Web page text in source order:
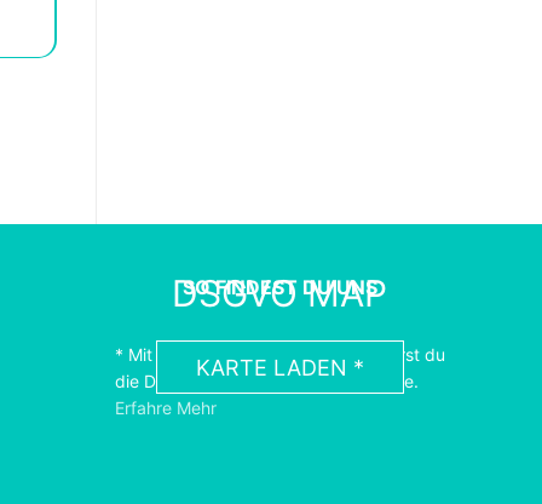
SO FINDEST DU UNS
DSGVO MAP
KARTE LADEN *
* Mit dem Laden der Karte akzeptierst du
die Datenschutzerklärung von Google.
Erfahre Mehr